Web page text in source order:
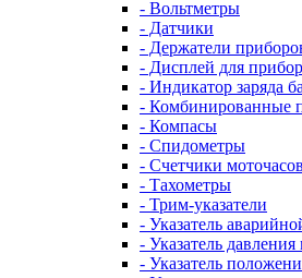
- Вольтметры
- Датчики
- Держатели
- Дисплей для
- Индикатор заряда
- Комбинированные
- Компасы
- Спидометры
- Счетчики моточасов
- Тахометры
- Трим-указатели
- Указатель
- Указатель давления
- Указатель